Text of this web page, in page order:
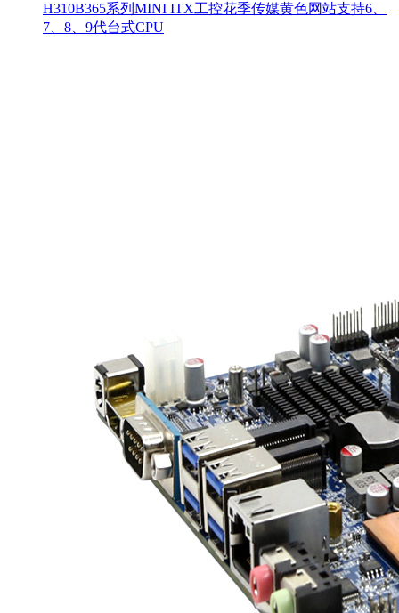
H310B365系列MINI ITX工控花季传媒黄色网站支持6、
7、8、9代台式CPU